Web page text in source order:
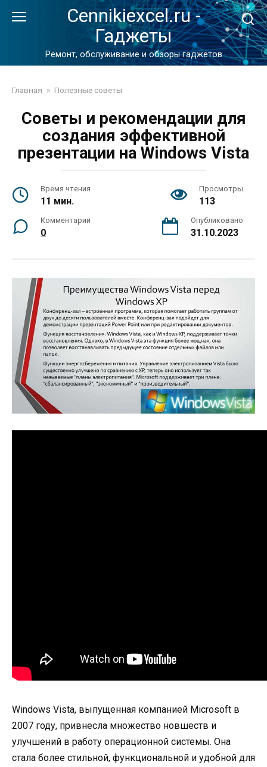
Cennikiexcel.ru -
Гаджеты
Ремонт, обслуживание и обзоры гаджетов
Главная » Полезные советы
Советы и рекомендации для
создания эффективной
презентации на Windows Vista
Время чтения
11 мин.
Просмотры
113
Комментарии
0
Опубликовано
31.10.2023
Windows Vista, выпущенная компанией Microsoft в
2007 году, привнесла множество новшеств и
улучшений в работу операционной системы. Она
стала более стильной, функциональной и удобной для